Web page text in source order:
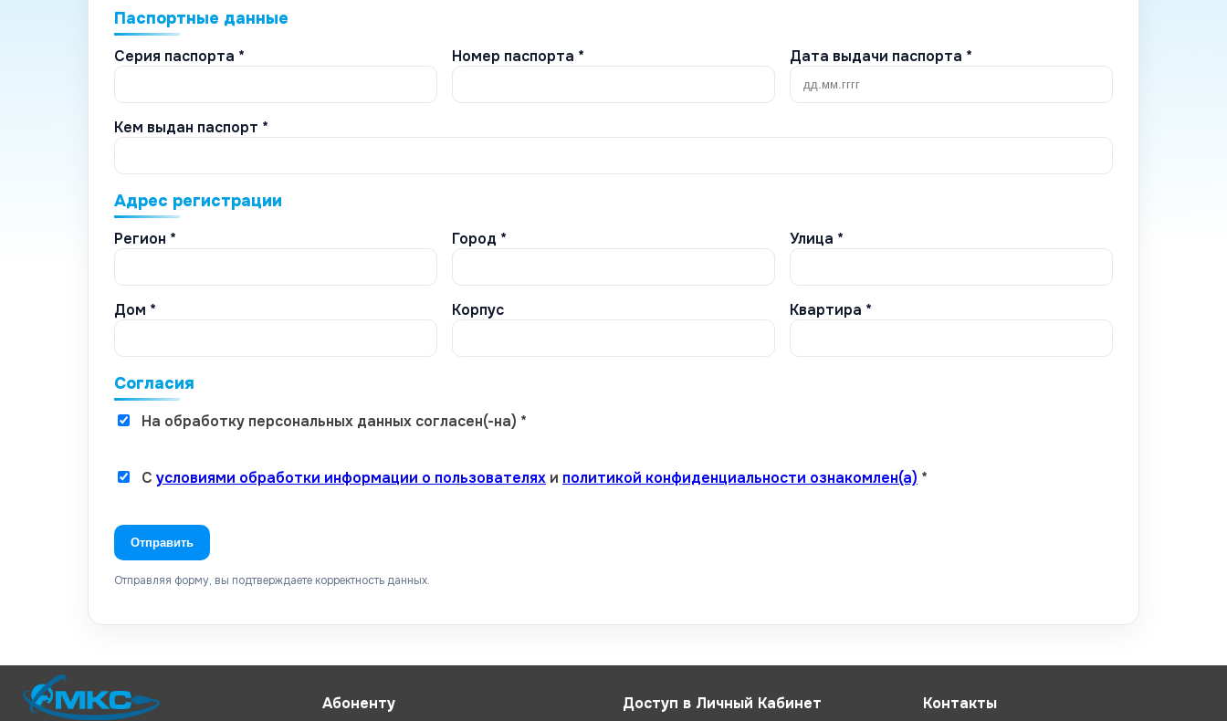
Паспортные данные
Серия паспорта * Номер паспорта * Дата выдачи паспорта *
Кем выдан паспорт *
Адрес регистрации
Регион * Город * Улица *
Дом * Корпус Квартира *
Согласия
На обработку персональных данных согласен(-на) *
С условиями обработки информации о пользователях и политикой конфиденциальности ознакомлен(а) *
Отправить
Отправляя форму, вы подтверждаете корректность данных.
Абоненту Доступ в Личный Кабинет Контакты